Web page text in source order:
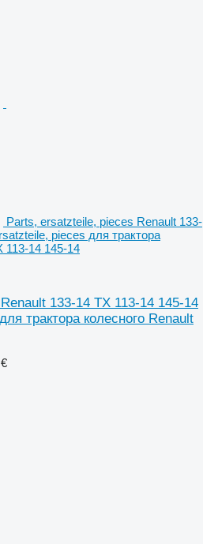
Parts, ersatzteile, pieces Renault 133-
pieces для трактора
113-14 145-14
133-14 TX 113-14 145-14
трактора колесного Renault